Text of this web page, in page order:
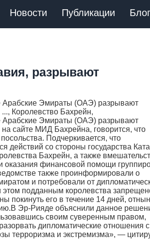
Новости Публикации Блог
разрывают
Арабские Эмираты (ОАЭ) разрывают
Королевство Бахрейн,
Арабские Эмираты (ОАЭ) разрывают
сайте МИД Бахрейна, говорится, что
Подчеркивается, что
со стороны государства
Бахрейн, а также
оказания финансовой помощи
также проинформировали о
и потребовали от
этом подданным королевства
покинуть его в течение 14 дней,
Эр-Рияде объяснили данное
своим суверенным правом,
дипломатические отношения с
терроризма и экстремизма», —